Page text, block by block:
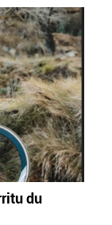
du